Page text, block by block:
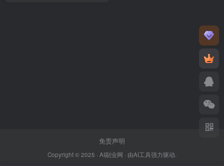
免责声明
Copyright © 2025 · AI副业网 · 由AI工具强力驱动.